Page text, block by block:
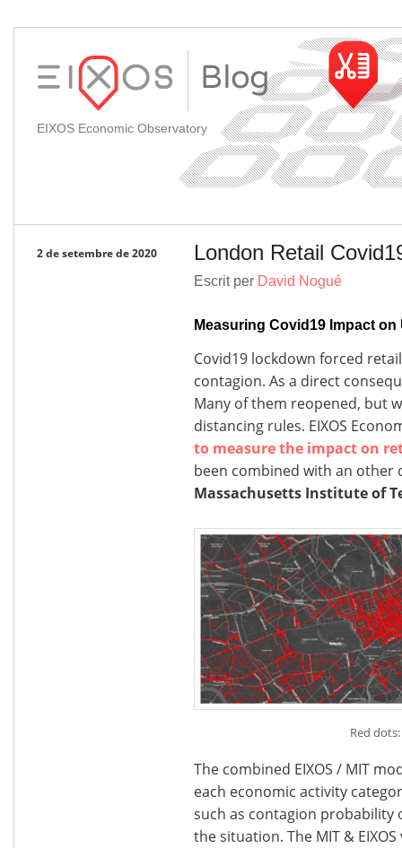
EIXOS Economic Observatory
London Retail
2 de setembre de 2020
Escrit per David Nogué
Measuring Covid19 Impact on
Covid19 lockdown forced
contagion. As a direct
Many of them reopened, but
distancing rules. EIXOS
to measure the impact on
been combined with an other
Massachusetts Institute of
Red
The combined EIXOS / MIT
each economic activity
such as contagion probability
the situation. The MIT &